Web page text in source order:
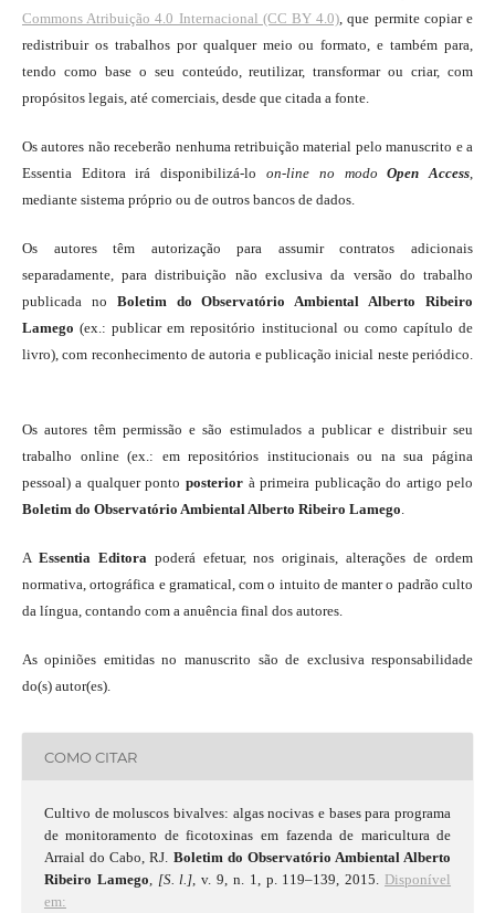
Commons Atribuição 4.0 Internacional (CC BY 4.0) , que permite copiar e
redistribuir os trabalhos por qualquer meio ou formato, e também para,
tendo como base o seu conteúdo, reutilizar, transformar ou criar, com
propósitos legais, até comerciais, desde que citada a fonte.
Os autores não receberão nenhuma retribuição material pelo manuscrito e a
Essentia Editora irá disponibilizá-lo on-line no modo Open Access,
mediante sistema próprio ou de outros bancos de dados.
Os autores têm autorização para assumir contratos adicionais
separadamente, para distribuição não exclusiva da versão do trabalho
publicada no Boletim do Observatório Ambiental Alberto Ribeiro
Lamego (ex.: publicar em repositório institucional ou como capítulo de
livro), com reconhecimento de autoria e publicação inicial neste periódico.
Os autores têm permissão e são estimulados a publicar e distribuir seu
trabalho online (ex.: em repositórios institucionais ou na sua página
pessoal) a qualquer ponto posterior à primeira publicação do artigo pelo
Boletim do Observatório Ambiental Alberto Ribeiro Lamego.
A Essentia Editorapoderá efetuar, nos originais, alterações de ordem
normativa, ortográfica e gramatical, com o intuito de manter o padrão culto
da língua, contando com a anuência final dos autores.
As opiniões emitidas no manuscrito são de exclusiva responsabilidade
do(s) autor(es).
COMO CITAR
Cultivo de moluscos bivalves: algas nocivas e bases para programa
de monitoramento de ficotoxinas em fazenda de maricultura de
Arraial do Cabo, RJ. Boletim do Observatório Ambiental Alberto
Ribeiro Lamego, [S. l.], v. 9, n. 1, p. 119–139, 2015. Disponível
em: